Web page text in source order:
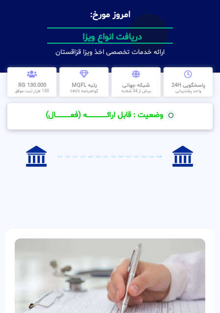
امروز مورخ:
دریافت انواع ویزا
ارائه خدمات تخصصی اخذ ویزا قزاقستان
پاسخگویی 24H
واحد پشتیبانی
شبکه جهانی
بیش از 34 شعبه
رتبه MQFL
گواهینامه cess
130.000 RG
130 هزار ثبت موفق
وضعیت : قابل ارائــــــــــــــــــــه (فعـــــــــــــــال)